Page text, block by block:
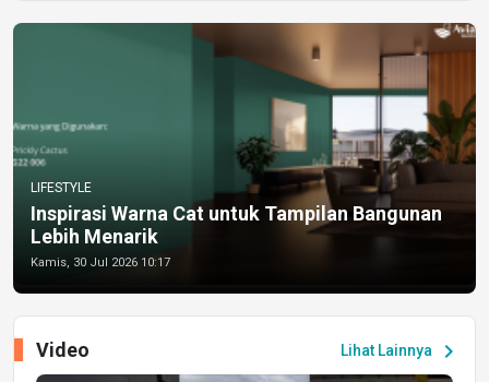
LIFESTYLE
Inspirasi Warna Cat untuk Tampilan Bangunan
Lebih Menarik
Kamis, 30 Jul 2026 10:17
Lihat Lainnya chevron_right
Video